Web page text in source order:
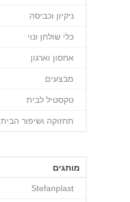
ניקיון וכביסה
כלי שולחן ונוי
אחסון וארגון
מבצעים
טקסטיל לבית
תחזוקה ושיפור הבית
מותגים
Stefanplast